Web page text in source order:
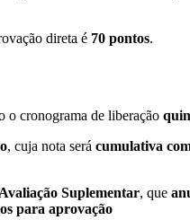
direta é 70 pontos.
o cronograma de liberação
, cuja nota será cumulativa
Avaliação Suplementar, que
para aprovação